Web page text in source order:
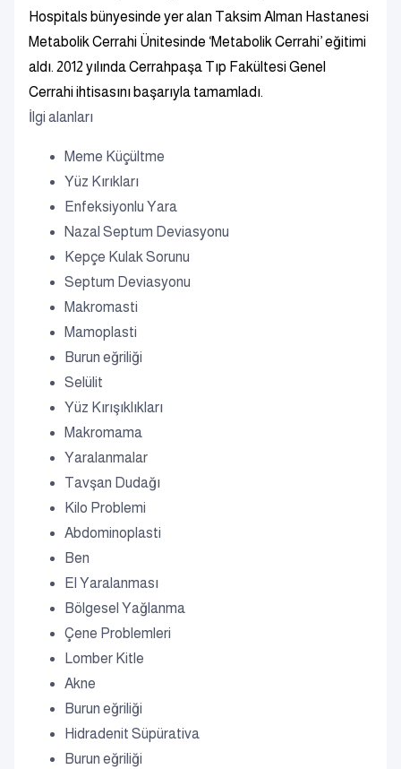
Hospitals bünyesinde yer alan Taksim Alman Hastanesi
Metabolik Cerrahi Ünitesinde ‘Metabolik Cerrahi’ eğitimi
aldı. 2012 yılında Cerrahpaşa Tıp Fakültesi Genel
Cerrahi ihtisasını başarıyla tamamladı.
İlgi alanları
Meme Küçültme
Yüz Kırıkları
Enfeksiyonlu Yara
Nazal Septum Deviasyonu
Kepçe Kulak Sorunu
Septum Deviasyonu
Makromasti
Mamoplasti
Burun eğriliği
Selülit
Yüz Kırışıklıkları
Makromama
Yaralanmalar
Tavşan Dudağı
Kilo Problemi
Abdominoplasti
Ben
El Yaralanması
Bölgesel Yağlanma
Çene Problemleri
Lomber Kitle
Akne
Burun eğriliği
Hidradenit Süpürativa
Burun eğriliği